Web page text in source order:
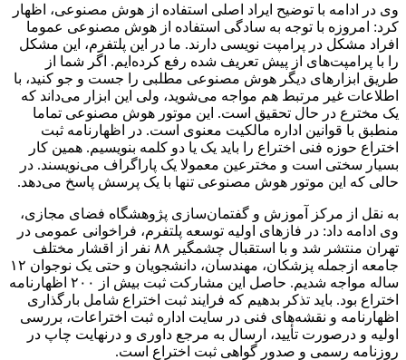
وی در ادامه با توضیح ایراد اصلی استفاده از هوش مصنوعی، اظهار
کرد: امروزه با توجه به سادگی استفاده از هوش مصنوعی عموما
افراد مشکل در پرامپت نویسی دارند. ما در این پلتفرم، این مشکل
را با پرامپت‌های از پیش تعریف شده رفع کرده‌ایم. اگر شما از
طریق ابزارهای دیگر هوش مصنوعی مطلبی را جست و جو کنید، با
اطلاعات غیر مرتبط هم مواجه می‌شوید، ولی این ابزار می‌داند که
یک مخترع در حال تحقیق است. این موتور هوش مصنوعی تماما
منطبق با قوانین اداره‌ مالکیت معنوی است. در اظهارنامه‌ ثبت
اختراع حوزه‌ فنی اختراع را باید یک یا دو کلمه بنویسیم. همین کار
بسیار سختی است و مخترعین معمولا یک پاراگراف می‌نویسند. در
حالی که این موتور هوش مصنوعی تنها با یک پرسش پاسخ می‌دهد.
به نقل از مرکز آموزش و گفتمان‌سازی پژوهشگاه فضای مجازی،
وی ادامه داد: در فازهای اولیه توسعه پلتفرم، فراخوانی عمومی در
تهران منتشر شد و با استقبال چشمگیر ۸۸ نفر از اقشار مختلف
جامعه ازجمله پزشکان، مهندسان، دانشجویان و حتی یک نوجوان ۱۲
ساله مواجه شدیم. حاصل این مشارکت ثبت بیش از ۲۰۰ اظهارنامه
اختراع بود. باید تذکر بدهیم که فرایند ثبت اختراع شامل بارگذاری
اظهارنامه و نقشه‌های فنی در سایت اداره ثبت اختراعات، بررسی
اولیه و درصورت تأیید، ارسال به مرجع داوری و درنهایت چاپ در
روزنامه رسمی و صدور گواهی ثبت اختراع است.